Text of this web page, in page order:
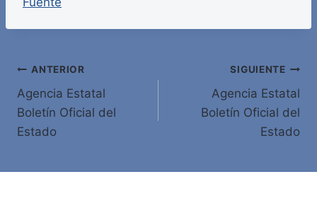
Navegación
de
entradas
ANTERIOR
Agencia Estatal
Boletín Oficial del
Estado
SIGUIENTE
Agencia Estatal
Boletín Oficial del
Estado